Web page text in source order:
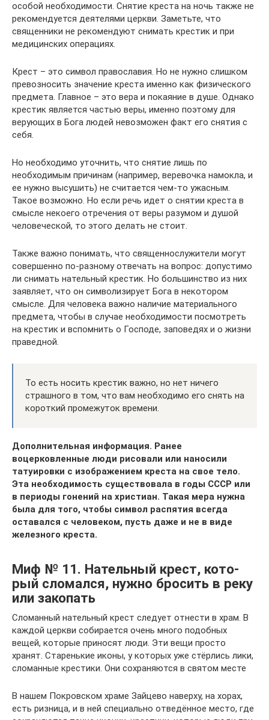
особой необходимости. Снятие креста на ночь также не
рекомендуется деятелями церкви. Заметьте, что
священники не рекомендуют снимать крестик и при
медицинских операциях.
Крест – это символ православия. Но не нужно слишком
превозносить значение креста именно как физического
предмета. Главное – это вера и покаяние в душе. Однако
крестик является частью веры, именно поэтому для
верующих в Бога людей невозможен факт его снятия с
себя.
Но необходимо уточнить, что снятие лишь по
необходимым причинам (например, веревочка намокла, и
ее нужно высушить) не считается чем-то ужасным.
Такое возможно. Но если речь идет о снятии креста в
смысле некоего отречения от веры разумом и душой
человеческой, то этого делать не стоит.
Также важно понимать, что священнослужители могут
совершенно по-разному отвечать на вопрос: допустимо
ли снимать нательный крестик. Но большинство из них
заявляет, что он символизирует Бога в некотором
смысле. Для человека важно наличие материального
предмета, чтобы в случае необходимости посмотреть
на крестик и вспомнить о Господе, заповедях и о жизни
праведной.
То есть носить крестик важно, но нет ничего
страшного в том, что вам необходимо его снять на
короткий промежуток времени.
Дополнительная информация. Ранее
воцерковленные люди рисовали или наносили
татуировки с изображением креста на свое тело.
Эта необходимость существовала в годы СССР или
в периоды гонений на христиан. Такая мера нужна
была для того, чтобы символ распятия всегда
оставался с человеком, пусть даже и не в виде
железного креста.
Миф № 11. Натель­ный крест, кото­
рый сло­мался, нужно бро­сить в реку
или зако­пать
Сло­ман­ный натель­ный крест сле­дует отне­сти в храм. В
каждой церкви соби­ра­ется очень много подоб­ных
вещей, кото­рые при­но­сят люди. Эти вещи просто
хранят. Ста­рень­кие иконы, у кото­рых уже стёр­лись лики,
сло­ман­ные кре­стики. Они сохра­ня­ются в святом месте
В нашем Покров­ском храме Зай­цево наверху, на хорах,
есть риз­ница, и в ней спе­ци­ально отве­дён­ное место, где